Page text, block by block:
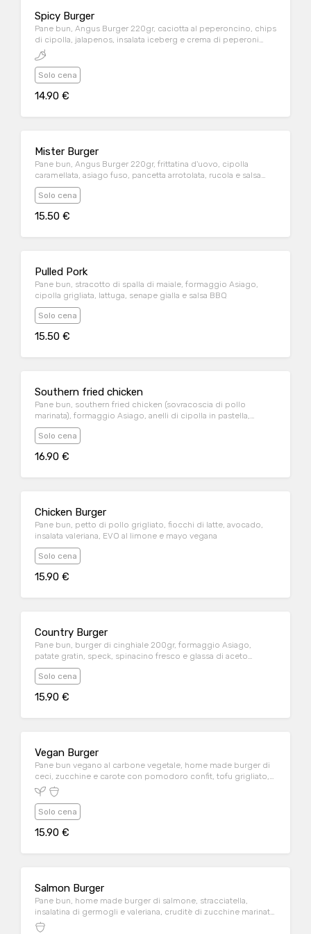
Spicy Burger
Pane bun, Angus Burger 220gr, caciotta al peperoncino, chips
di cipolla, jalapenos, insalata iceberg e crema di peperoni
arrosti
Solo cena
14.90 €
Mister Burger
Pane bun, Angus Burger 220gr, frittatina d'uovo, cipolla
caramellata, asiago fuso, pancetta arrotolata, rucola e salsa
wish
Solo cena
15.50 €
Pulled Pork
Pane bun, stracotto di spalla di maiale, formaggio Asiago,
cipolla grigliata, lattuga, senape gialla e salsa BBQ
Solo cena
15.50 €
Southern fried chicken
Pane bun, southern fried chicken (sovracoscia di pollo
marinata), formaggio Asiago, anelli di cipolla in pastella,
insalata iceberg, bacon croccante e salsa burger
Solo cena
16.90 €
Chicken Burger
Pane bun, petto di pollo grigliato, fiocchi di latte, avocado,
insalata valeriana, EVO al limone e mayo vegana
Solo cena
15.90 €
Country Burger
Pane bun, burger di cinghiale 200gr, formaggio Asiago,
patate gratin, speck, spinacino fresco e glassa di aceto
balsamico
Solo cena
15.90 €
Vegan Burger
Pane bun vegano al carbone vegetale, home made burger di
ceci, zucchine e carote con pomodoro confit, tofu grigliato,
broccoletti al vapore e mayo vegana
Solo cena
15.90 €
Salmon Burger
Pane bun, home made burger di salmone, stracciatella,
insalatina di germogli e valeriana, cruditè di zucchine marinate
e salsa guacamole